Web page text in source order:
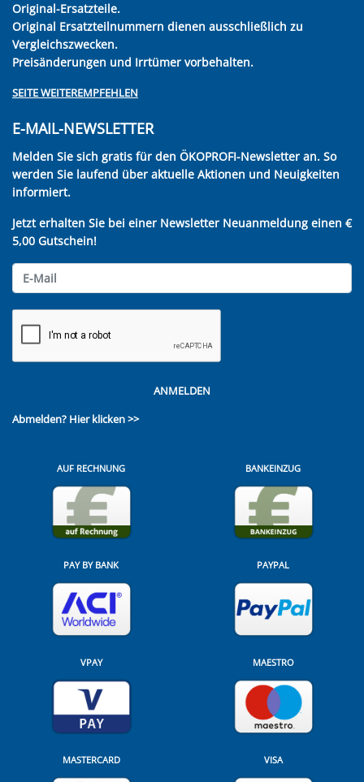
Original-Ersatzteile.
Original Ersatzteilnummern dienen ausschließlich zu
Vergleichszwecken.
Preisänderungen und Irrtümer vorbehalten.
SEITE WEITEREMPFEHLEN
E-MAIL-NEWSLETTER
Melden Sie sich gratis für den ÖKOPROFI-Newsletter an. So
werden Sie laufend über aktuelle Aktionen und Neuigkeiten
informiert.
Jetzt erhalten Sie bei einer Newsletter Neuanmeldung einen €
5,00 Gutschein!
ANMELDEN
Abmelden? Hier klicken >>
AUF RECHNUNG BANKEINZUG
PAY BY BANK PAYPAL
VPAY MAESTRO
MASTERCARD VISA